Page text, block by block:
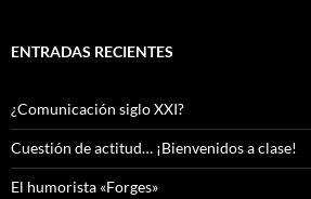
ENTRADAS RECIENTES
¿Comunicación siglo XXI?
Cuestión de actitud… ¡Bienvenidos a clase!
El humorista «Forges»